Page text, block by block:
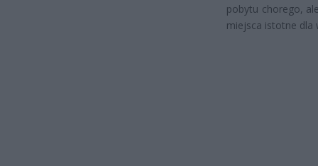
pobytu chorego,
miejsca istotne dla